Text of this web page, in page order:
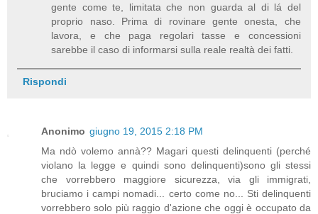
gente come te, limitata che non guarda al di lá del
proprio naso. Prima di rovinare gente onesta, che
lavora, e che paga regolari tasse e concessioni
sarebbe il caso di informarsi sulla reale realtà dei fatti.
Rispondi
Anonimo giugno 19, 2015 2:18 PM
Ma ndò volemo annà?? Magari questi delinquenti (perché
violano la legge e quindi sono delinquenti)sono gli stessi
che vorrebbero maggiore sicurezza, via gli immigrati,
bruciamo i campi nomadi... certo come no... Sti delinquenti
vorrebbero solo più raggio d'azione che oggi è occupato da